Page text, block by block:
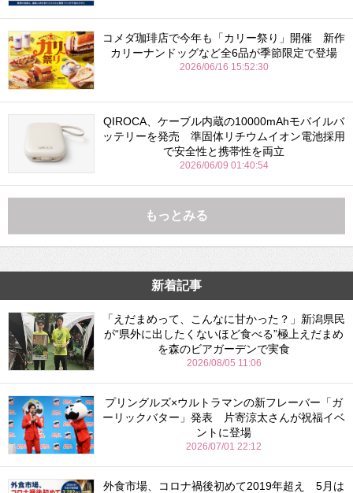
コメダ珈琲店で今年も「カリー祭り」開催 新作
カリーナンドッグなど全6品が季節限定で登場
2026/06/16 15:52:30
QIROCA、ケーブル内蔵の10000mAhモバイルバ
ッテリーを発売 準固体リチウムイオン電池採用
で安全性と携帯性を両立
2026/06/09 01:40:54
もっとみる
新着記事
「えだまめって、こんなに甘かった？」新潟県民
が“県外に出したくないほど食べる”極上えだまめ
を森のビアガーデンで実食
2026/08/05 11:06
プリングルズ×ウルトラマンの新フレーバー「ガ
ーリックバター」発表 片寄涼太さんが祝福イベ
ントに登場
2026/07/01 22:12
外食市場、コロナ禍後初めて2019年超え 5月は